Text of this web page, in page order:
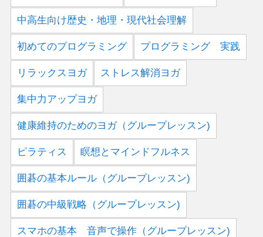
中高生向け歴史・地理・現代社会理解
初めてのプログラミング プログラミング 実践
リラックスヨガ ストレス解消ヨガ
集中力アップヨガ
健康維持のためのヨガ（グループレッスン)
ピラティス 瞑想とマインドフルネス
囲碁の基本ルール（グループレッスン)
囲碁の中級戦略（グループレッスン)
スマホの基本 音声で操作（グループレッスン)